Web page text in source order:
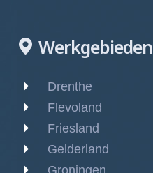
Werkgebieden
Drenthe
Flevoland
Friesland
Gelderland